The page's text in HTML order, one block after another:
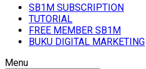
SB1M SUBSCRIPTION
TUTORIAL
FREE MEMBER SB1M
BUKU DIGITAL MARKETING
Menu